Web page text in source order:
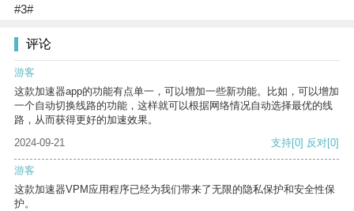
#3#
评论
游客
这款加速器app的功能有点单一，可以增加一些新功能。比如，可以增加
一个自动切换线路的功能，这样就可以根据网络情况自动选择最优的线
路，从而获得更好的加速效果。
2024-09-21
支持[0] 反对[0]
游客
这款加速器VPM应用程序已经为我们带来了无限的隐私保护和安全性保
护。